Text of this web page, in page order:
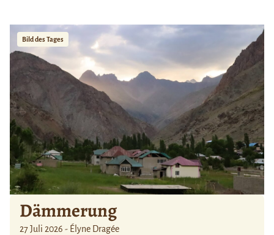
Bild des Tages
Dämmerung
27 Juli 2026 - Élyne Dragée